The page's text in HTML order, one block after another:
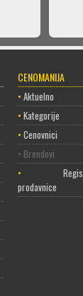
CENOMANIJA
• Aktuelno
• Kategorije
• Cenovnici
• Brendovi
•
prodavnice